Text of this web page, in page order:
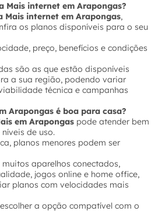
Mais internet em Arapongas?
Mais internet em Arapongas,
os planos disponíveis para o seu
preço, benefícios e condições
são as que estão disponíveis
a sua região, podendo variar
técnica e campanhas
Arapongas é boa para casa?
em Arapongas pode atender bem
de uso.
planos menores podem ser
aparelhos conectados,
jogos online e home office,
planos com velocidades mais
a opção compatível com o